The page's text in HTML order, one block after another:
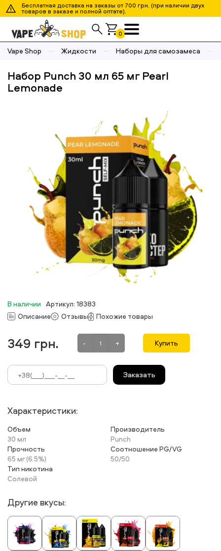
Бесплатная доставка на заказы от 700 грн. (при наличии двух
товаров в заказе и полной оптате).
0
Vape Shop Жидкости Наборы для самозамеса
Набор Punch 30 мл 65 мг Pearl
Lemonade
В наличии Артикул: 18383
Описание
Отзывы Похожие товары
349 грн. - + Купить
Заказать
Характеристики:
Объем
30 мл
Производитель
Punch
Прочность
65 мг (6.5%)
Соотношение PG/VG
50/50
Тип никотина
Солевой
Другие вкусы: